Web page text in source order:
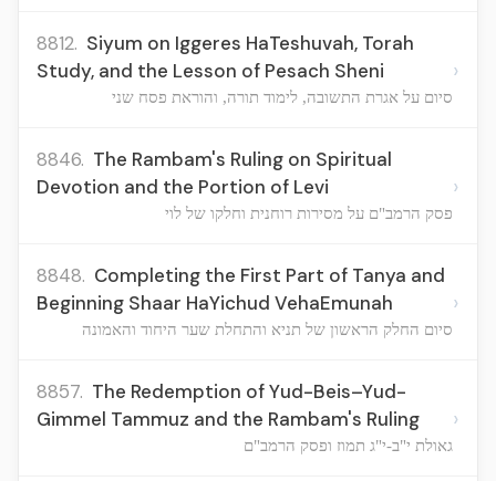
8812. Siyum on Iggeres HaTeshuvah, Torah
Study, and the Lesson of Pesach Sheni
סיום על אגרת התשובה, לימוד תורה, והוראת פסח שני
›
8846. The Rambam's Ruling on Spiritual
Devotion and the Portion of Levi
פסק הרמב"ם על מסירות רוחנית וחלקו של לוי
›
8848. Completing the First Part of Tanya and
Beginning Shaar HaYichud VehaEmunah
סיום החלק הראשון של תניא והתחלת שער היחוד והאמונה
›
8857. The Redemption of Yud-Beis–Yud-
Gimmel Tammuz and the Rambam's Ruling
גאולת י"ב-י"ג תמוז ופסק הרמב"ם
›